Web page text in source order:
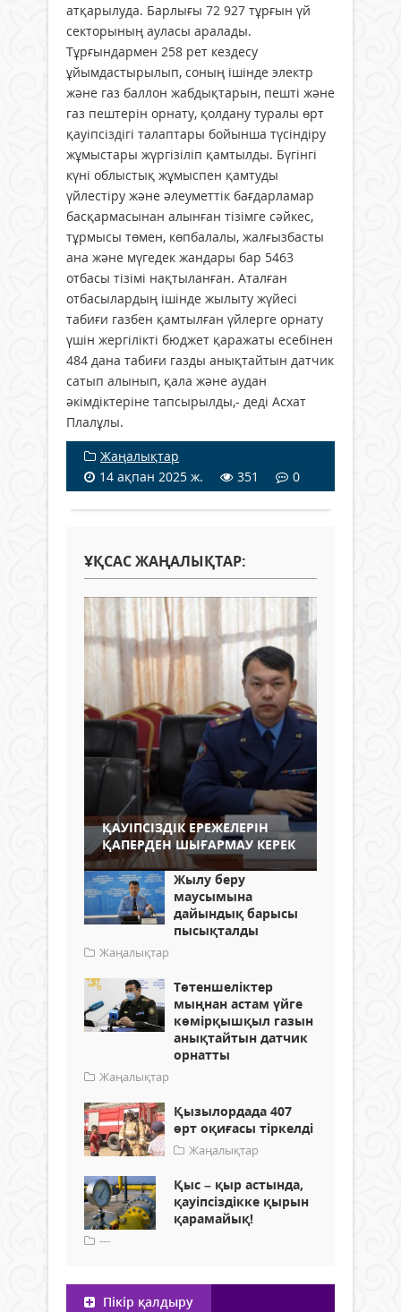
атқарылуда. Барлығы 72 927 тұрғын үй
секторының ауласы аралады.
Тұрғындармен 258 рет кездесу
ұйымдастырылып, соның ішінде электр
және газ баллон жабдықтарын, пешті және
газ пештерін орнату, қолдану туралы өрт
қауіпсіздігі талаптары бойынша түсіндіру
жұмыстары жүргізіліп қамтылды. Бүгінгі
күні облыстық жұмыспен қамтуды
үйлестіру және әлеуметтік бағдарламар
басқармасынан алынған тізімге сәйкес,
тұрмысы төмен, көпбалалы, жалғызбасты
ана және мүгедек жандары бар 5463
отбасы тізімі нақтыланған. Аталған
отбасылардың ішінде жылыту жүйесі
табиғи газбен қамтылған үйлерге орнату
үшін жергілікті бюджет қаражаты есебінен
484 дана табиғи газды анықтайтын датчик
сатып алынып, қала және аудан
әкімдіктеріне тапсырылды,- деді Асхат
Плалұлы.
Жаңалықтар
14 ақпан 2025 ж.
351 0
ҰҚСАС ЖАҢАЛЫҚТАР:
ҚАУІПСІЗДІК ЕРЕЖЕЛЕРІН
ҚАПЕРДЕН ШЫҒАРМАУ КЕРЕК
Жылу беру
маусымына
дайындық барысы
пысықталды
Жаңалықтар
Төтеншеліктер
мыңнан астам үйге
көмірқышқыл газын
анықтайтын датчик
орнатты
Жаңалықтар
Қызылордада 407
өрт оқиғасы тіркелді
Жаңалықтар
Қыс – қыр астында,
қауіпсіздікке қырын
қарамайық!
---
Пікір қалдыру